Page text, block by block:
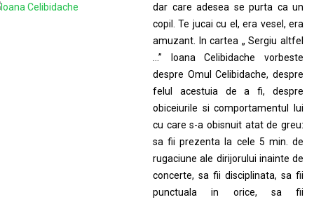
dar care adesea se purta ca un
copil. Te jucai cu el, era vesel, era
amuzant. In cartea „ Sergiu altfel
…” Ioana Celibidache vorbeste
despre Omul Celibidache, despre
felul acestuia de a fi, despre
obiceiurile si comportamentul lui
cu care s-a obisnuit atat de greu:
sa fii prezenta la cele 5 min. de
rugaciune ale dirijorului inainte de
concerte, sa fii disciplinata, sa fii
punctuala in orice, sa fii